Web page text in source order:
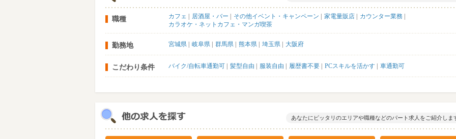
職種 カフェ 居酒屋・バー その他イベント・キャンペーン 家電量販店
カウンター業務
カラオケ・ネットカフェ・マンガ喫茶
勤務地 宮城県 岐阜県 群馬県 熊本県 埼玉県 大阪府
こだわり条件 バイク/自転車通勤可 髪型自由 服装自由 履歴書不要 PCスキルを活かす 車通勤可
あなたにピッタリのエリアや職種などのパート求人をご紹介しま